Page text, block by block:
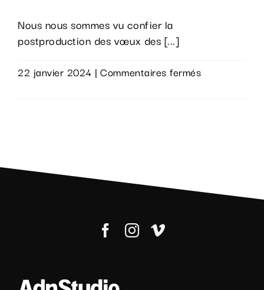
Nous nous sommes vu confier la
postproduction des vœux des [...]
22 janvier 2024 | Commentaires ferméssur